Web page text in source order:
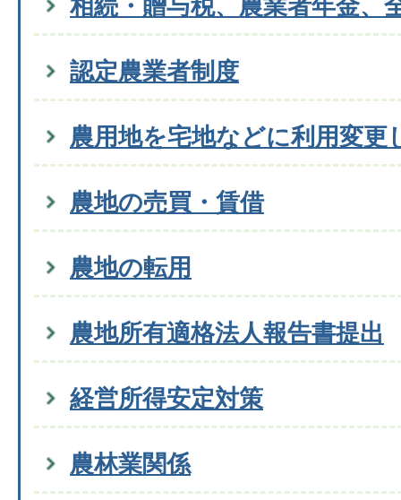
認定農業者制度
農用地を宅地などに利用変更
農地の売買・賃借
農地の転用
農地所有適格法人報告書提出
経営所得安定対策
農林業関係